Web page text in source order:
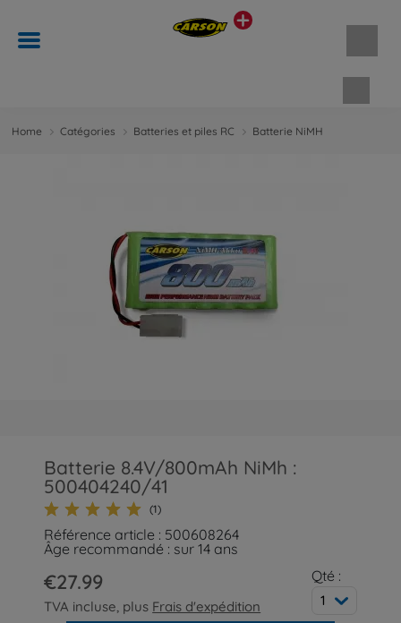
Home Catégories Batteries et piles RC Batterie NiMH
Batterie 8.4V/800mAh NiMh :
500404240/41
(1)
Référence article : 500608264
Âge recommandé : sur 14 ans
€27.99
TVA incluse, plus Frais d'expédition
Qté :
1